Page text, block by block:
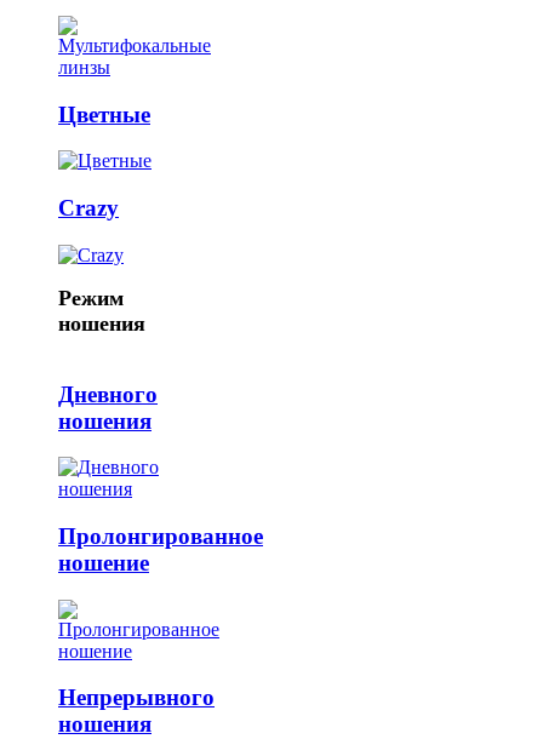
Цветные
Crazy
Режим
ношения
Дневного
ношения
Пролонгированное
ношение
Непрерывного
ношения